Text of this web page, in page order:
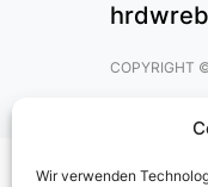
Wir verwenden
COPYRIGHT